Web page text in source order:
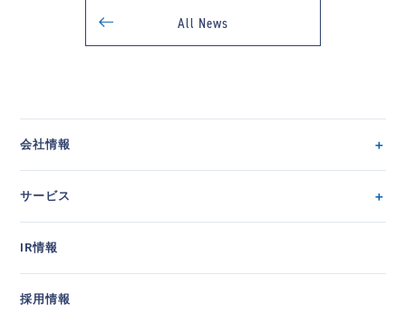
All News
会社情報
サービス
IR情報
採用情報